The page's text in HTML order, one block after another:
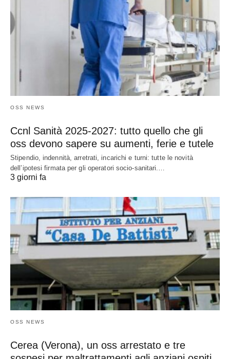
OSS NEWS
Ccnl Sanità 2025-2027: tutto quello che gli
oss devono sapere su aumenti, ferie e tutele
Stipendio, indennità, arretrati, incarichi e turni: tutte le novità
dell’ipotesi firmata per gli operatori socio-sanitari.…
3 giorni fa
OSS NEWS
Cerea (Verona), un oss arrestato e tre